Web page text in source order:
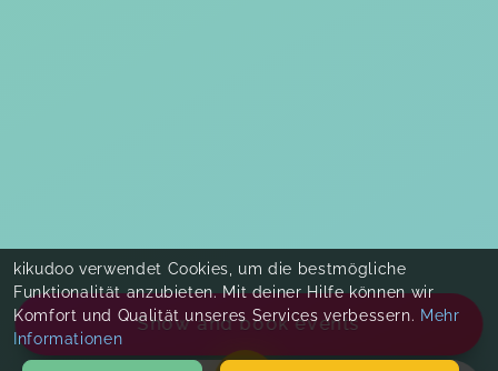
Show and book events
kikudoo verwendet Cookies, um die bestmögliche
Funktionalität anzubieten. Mit deiner Hilfe können wir
Komfort und Qualität unseres Services verbessern. Mehr
Informationen